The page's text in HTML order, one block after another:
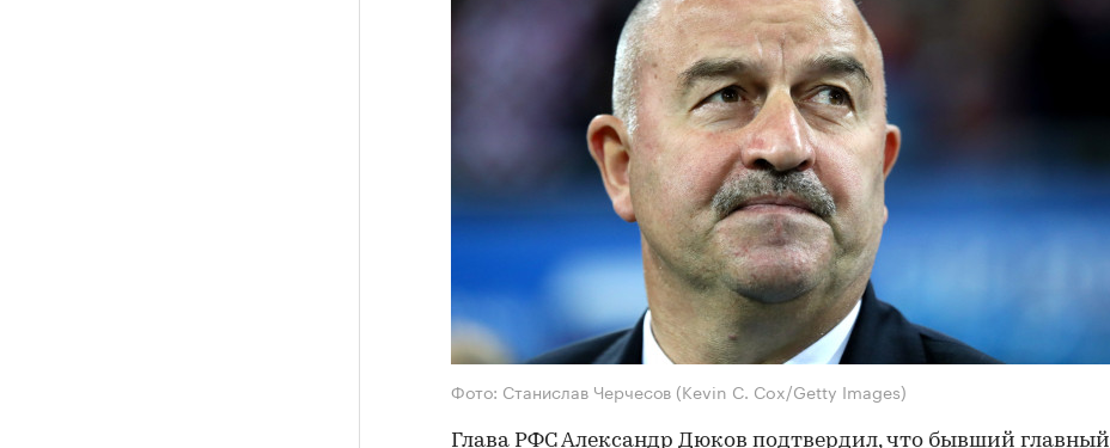
Фото: Станислав Черчесов (Kevin C. Cox/Getty Images)
Глава РФС Александр Дюков подтвердил, что бывший главный